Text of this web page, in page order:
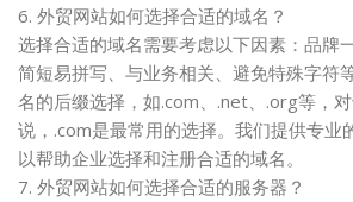
6. 外贸网站如何选择合适的域名？
选择合适的域名需要考虑以下因素：品牌
简短易拼写、与业务相关、避免特殊字符
名的后缀选择，如.com、.net、.org等，
说，.com是最常用的选择。我们提供专业
以帮助企业选择和注册合适的域名。
7. 外贸网站如何选择合适的服务器？